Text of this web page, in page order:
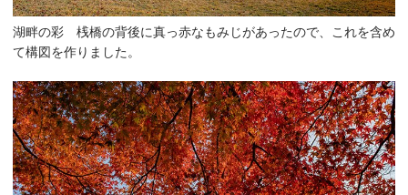
湖畔の彩 桟橋の背後に真っ赤なもみじがあったので、これを含め
て構図を作りました。